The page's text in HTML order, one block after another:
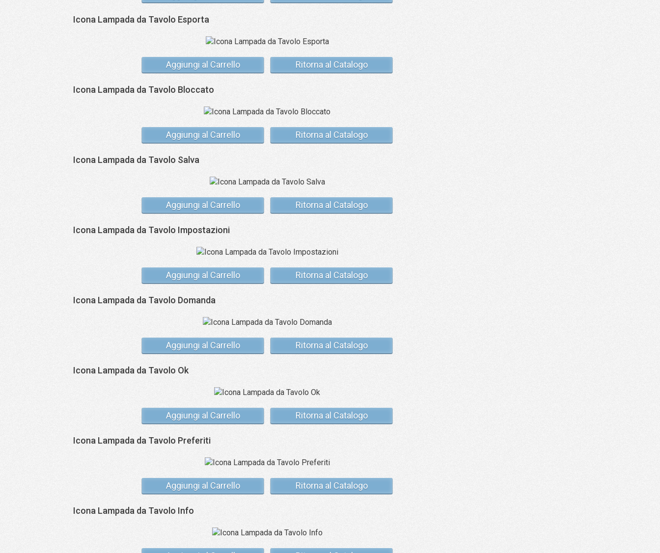
Icona Lampada da Tavolo Esporta
Aggiungi al Carrello Ritorna al Catalogo
Icona Lampada da Tavolo Bloccato
Aggiungi al Carrello Ritorna al Catalogo
Icona Lampada da Tavolo Salva
Aggiungi al Carrello Ritorna al Catalogo
Icona Lampada da Tavolo Impostazioni
Aggiungi al Carrello Ritorna al Catalogo
Icona Lampada da Tavolo Domanda
Aggiungi al Carrello Ritorna al Catalogo
Icona Lampada da Tavolo Ok
Aggiungi al Carrello Ritorna al Catalogo
Icona Lampada da Tavolo Preferiti
Aggiungi al Carrello Ritorna al Catalogo
Icona Lampada da Tavolo Info